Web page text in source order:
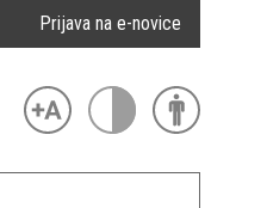
Prijava na e-novice